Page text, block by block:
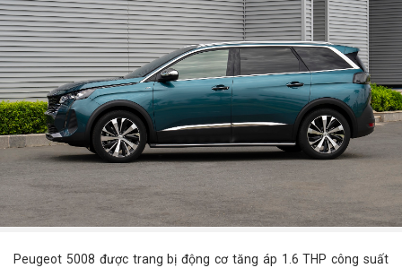
Peugeot 5008 được trang bị động cơ tăng áp 1.6 THP công suất